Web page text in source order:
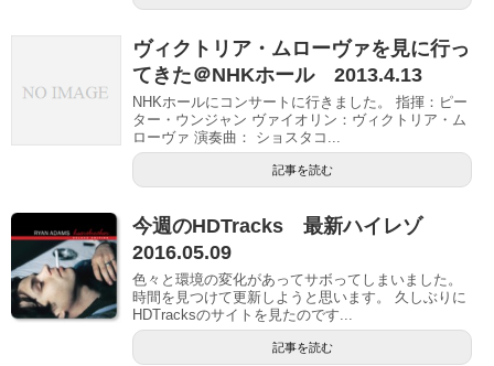
ヴィクトリア・ムローヴァを見に行っ
てきた＠NHKホール 2013.4.13
NHKホールにコンサートに行きました。 指揮：ピー
ター・ウンジャン ヴァイオリン：ヴィクトリア・ム
ローヴァ 演奏曲： ショスタコ...
記事を読む
今週のHDTracks 最新ハイレゾ
2016.05.09
色々と環境の変化があってサボってしまいました。
時間を見つけて更新しようと思います。 久しぶりに
HDTracksのサイトを見たのです...
記事を読む